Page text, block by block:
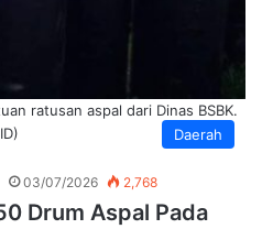
Daerah
ratusan aspal dari Dinas BSBK.
03/07/2026 2,768
Drum Aspal Pada